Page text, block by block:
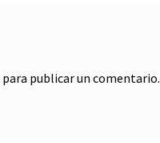
para publicar un comentario.